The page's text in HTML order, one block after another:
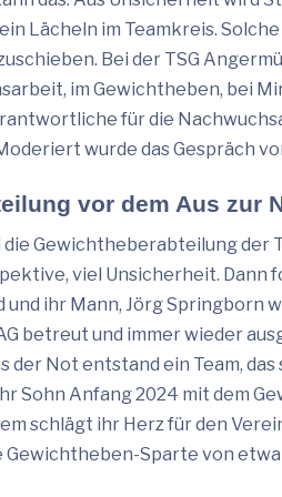
Lächeln im Teamkreis.
Bei der TSG
im Gewichtheben, bei
für die
wurde das Gespräch
vor dem Aus zur
die Gewichtheberabteilung der
viel Unsicherheit.
und ihr Mann, Jörg Springborn
betreut und immer wieder
der Not entstand ein Team,
Sohn Anfang 2024 mit dem
schlägt ihr Herz für den
Gewichtheben-Sparte von